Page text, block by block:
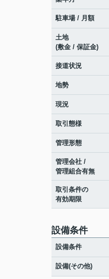
駐車場 / 月額
土地
(敷金 / 保証金)
接道状況
地勢
現況
取引態様
管理形態
管理会社 /
管理組合有無
取引条件の
有効期限
設備条件
設備条件
設備(その他)